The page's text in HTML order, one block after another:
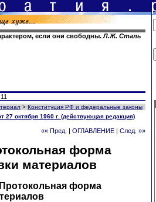
если они свободны.Л.Ж. Сталь
> Конституция РФ и федеральные законы
октября 1960 г. (действующая редакция)
«« Пред. ОГЛАВЛЕНИЕ След. »»
форма
материалов
Протокольная форма